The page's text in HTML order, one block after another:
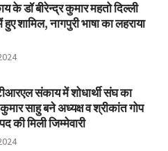
के डॉ बीरेन्द्र कुमार महतो दिल्ली
हुए शामिल, नागपुरी भाषा का लहराया
संकाय में शोधार्थी संघ का
साहु बने अध्यक्ष व श्रीकांत गोप
की मिली जिम्मेवारी